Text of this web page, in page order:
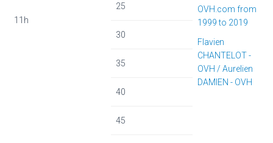
11h
OVH.com from
1999 to 2019
Flavien
CHANTELOT -
OVH / Aurelien
DAMIEN - OVH
25
30
35
40
45